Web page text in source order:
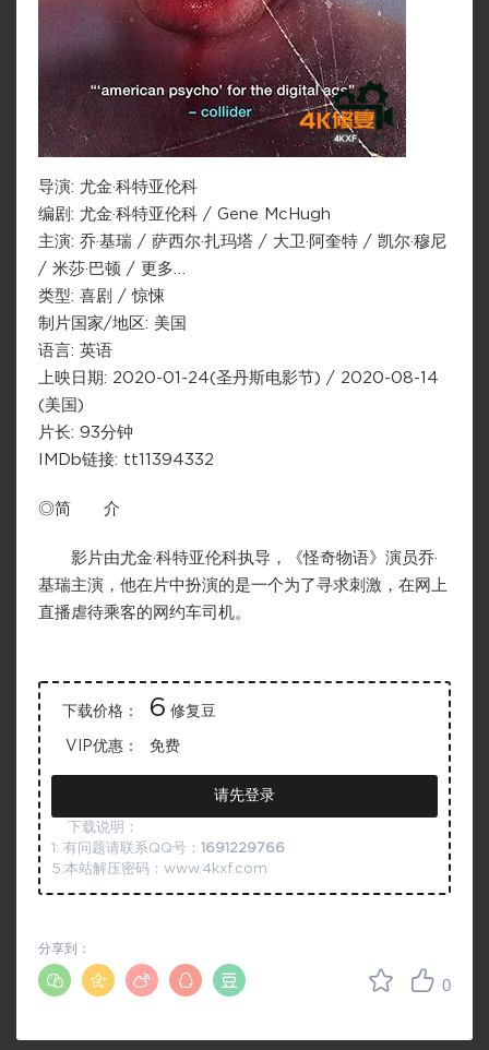
导演: 尤金·科特亚伦科
编剧: 尤金·科特亚伦科 / Gene McHugh
主演: 乔·基瑞 / 萨西尔·扎玛塔 / 大卫·阿奎特 / 凯尔·穆尼
/ 米莎·巴顿 / 更多…
类型: 喜剧 / 惊悚
制片国家/地区: 美国
语言: 英语
上映日期: 2020-01-24(圣丹斯电影节) / 2020-08-14
(美国)
片长: 93分钟
IMDb链接: tt11394332
◎简 介
影片由尤金·科特亚伦科执导，《怪奇物语》演员乔·
基瑞主演，他在片中扮演的是一个为了寻求刺激，在网上
直播虐待乘客的网约车司机。
下载价格： 6 修复豆
VIP优惠： 免费
请先登录
下载说明：
1: 有问题请联系QQ号： 1691229766
5:本站解压密码：www.4kxf.com
0
分享到：